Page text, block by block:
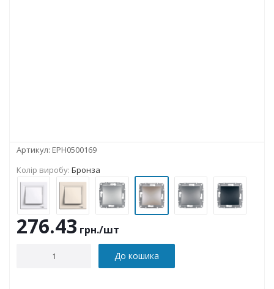
Артикул: EPH0500169
Колір виробу: Бронза
276.43 грн./шт
До кошика